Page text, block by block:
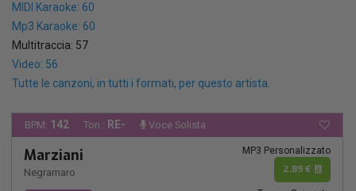
MIDI Karaoke: 60
Mp3 Karaoke: 60
Multitraccia: 57
Video: 56
Tutte le canzoni, in tutti i formati, per questo artista.
BPM: 142 Ton.: RE- Voce Solista
Marziani
Negramaro
MP3 Personalizzato
2,89 €